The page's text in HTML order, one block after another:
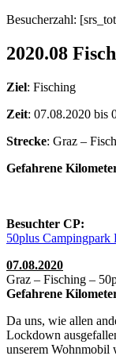
Besucherzahl:
2020.08
Ziel: Fisching
Zeit: 07.08.2020 bis
Strecke: Graz –
Gefahrene
Besuchter CP:
50plus
07.08.2020
Graz – Fisching –
Gefahrene
Da uns, wie allen
Lockdown
unserem Wohnmobil